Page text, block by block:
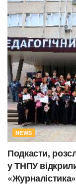
NEWS
Подкасти,
у ТНПУ
«Журналістика»